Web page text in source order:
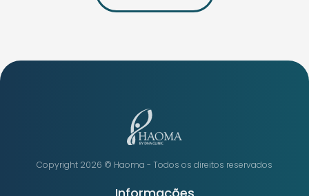
Copyright 2026 ©️ Haoma - Todos os direitos reservados